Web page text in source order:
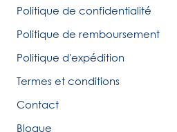
Politique de confidentialité
Politique de remboursement
Politique d'expédition
Termes et conditions
Contact
Blogue